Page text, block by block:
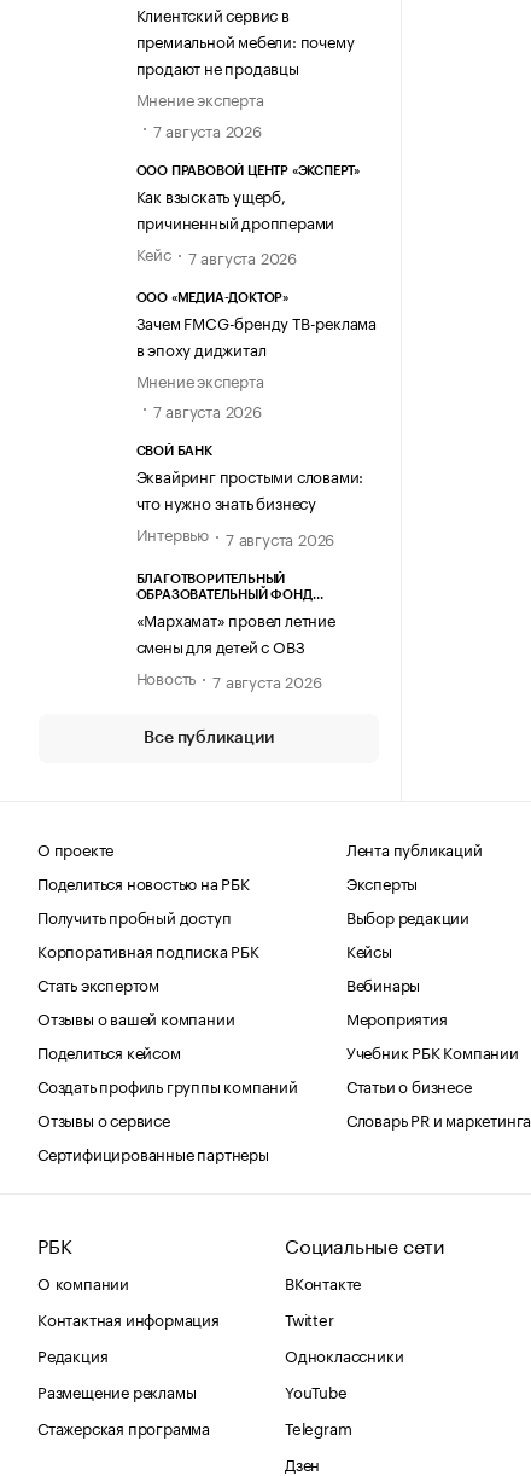
Клиентский сервис в
премиальной мебели: почему
продают не продавцы
Мнение эксперта
7 августа 2026
ООО ПРАВОВОЙ ЦЕНТР «ЭКСПЕРТ»
Как взыскать ущерб,
причиненный дропперами
Кейс
7 августа 2026
ООО «МЕДИА-ДОКТОР»
Зачем FMCG-бренду ТВ-реклама
в эпоху диджитал
Мнение эксперта
7 августа 2026
СВОЙ БАНК
Эквайринг простыми словами:
что нужно знать бизнесу
Интервью
7 августа 2026
БЛАГОТВОРИТЕЛЬНЫЙ
ОБРАЗОВАТЕЛЬНЫЙ ФОНД
«Мархамат» провел летние
смены для детей с ОВЗ
Новость
7 августа 2026
Все публикации
О проекте
Поделиться новостью на РБК
Получить пробный доступ
Корпоративная подписка РБК
Стать экспертом
Отзывы о вашей компании
Поделиться кейсом
Создать профиль группы компаний
Отзывы о сервисе
Сертифицированные партнеры
Лента публикаций
Эксперты
Выбор редакции
Кейсы
Вебинары
Мероприятия
Учебник РБК Компании
Статьи о бизнесе
Словарь PR и маркетинга
РБК
О компании
Контактная информация
Редакция
Размещение рекламы
Стажерская программа
Социальные сети
ВКонтакте
Twitter
Одноклассники
YouTube
Telegram
Дзен